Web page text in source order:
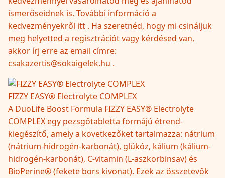
ismerőseidnek is. További információ a
kedvezményekről itt . Ha szeretnéd, hogy mi csináljuk
meg helyetted a regisztrációt vagy kérdésed van,
akkor írj erre az email címre:
csakazertis@sokaigelek.hu .
FIZZY EASY® Electrolyte COMPLEX
A DuoLife Boost Formula FIZZY EASY® Electrolyte
COMPLEX egy pezsgőtabletta formájú étrend-
kiegészítő, amely a következőket tartalmazza: nátrium
(nátrium-hidrogén-karbonát), glükóz, kálium (kálium-
hidrogén-karbonát), C-vitamin (L-aszkorbinsav) és
BioPerine® (fekete bors kivonat). Ezek az összetevők